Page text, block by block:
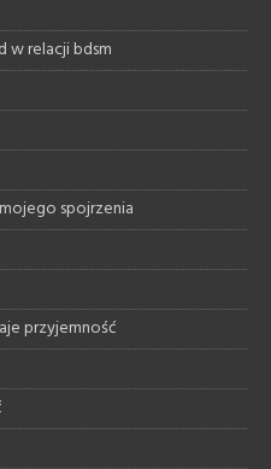
w relacji bdsm
spojrzenia
przyjemność